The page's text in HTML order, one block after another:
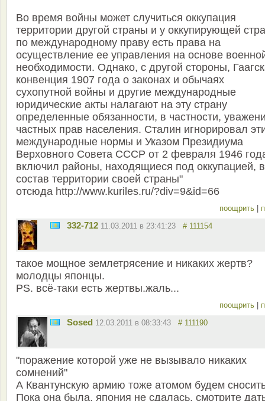
Во время войны может случиться оккупация
территории другой страны и у оккупирующей
по международному праву есть права на
осуществление ее управления на основе
необходимости. Однако, с другой стороны,
конвенция 1907 года о законах и обычаях
сухопутной войны и другие международные
юридические акты налагают на эту страну
определенные обязанности, в частности,
частных прав населения. Сталин игнорировал
международные нормы и Указом Президиума
Верховного Совета СССР от 2 февраля 1946
включил районы, находящиеся под оккупацией, в
состав территории своей страны"
отсюда http://www.kuriles.ru/?div=9&id=66
поощрить
332-712 11.03.2011 в 23:41:23 # 111154
такое мощное землетрясение и никаких жертв?
молодцы японцы.
PS. всё-таки есть жертвы.жаль...
поощрить
Sosed 12.03.2011 в 08:33:43 # 111190
"поражение которой уже не вызывало никаких
сомнений"
А Квантунскую армию тоже атомом будем
Пока она была, япония не сдалась, смотрите